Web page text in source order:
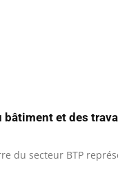
et des
du secteur BTP